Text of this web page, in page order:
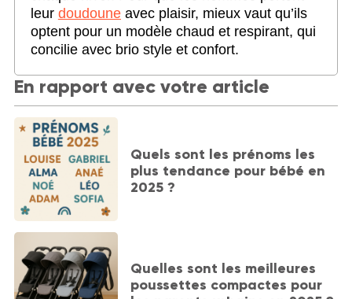
leur doudouneavec plaisir, mieux vaut qu’ils
optent pour un modèle chaud et respirant, qui
concilie avec brio style et confort.
En rapport avec votre article
Quels sont les prénoms les
plus tendance pour bébé en
2025 ?
Quelles sont les meilleures
poussettes compactes pour